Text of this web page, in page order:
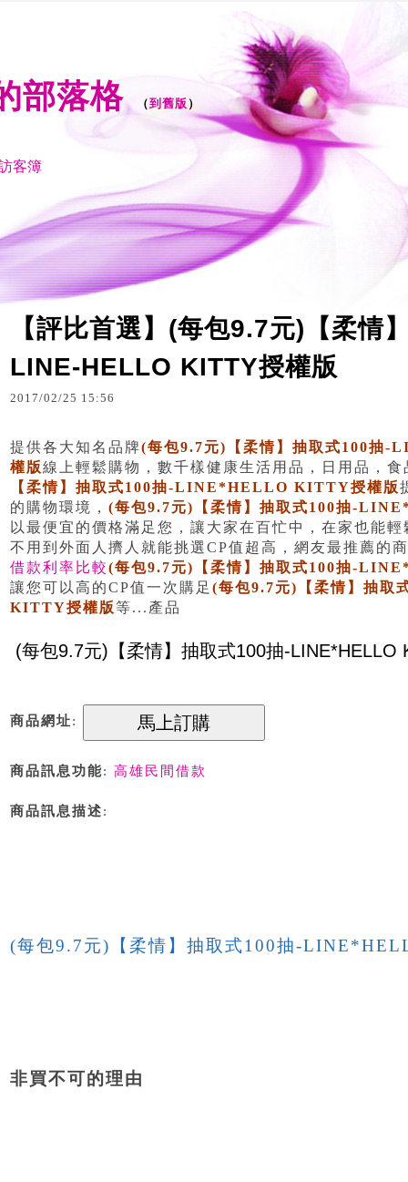
部落格 （到舊版 ）
客簿
【評比首選】(每包9.7元)【柔情
LINE-HELLO KITTY授權版
2017/02/25 15 :56
提供各大知名品牌(每包9.7元)【柔情】抽取式100抽
權版線上輕鬆購物，數千樣健康生活用品，日用品，食
【柔情】抽取式100抽-LINE*HELLO KITTY授權版
的購物環境， (每包9.7元)【柔情】抽取式100抽-
以最便宜的價格滿足您，讓大家在百忙中，在家也能輕
不用到外面人擠人就能挑選CP值超高，網友最推薦的
借款利率比較(每包9.7元)【柔情】抽取式100抽-
讓您可以高的CP值一次購足 (每包9.7元)【柔情】抽
KITTY授權版等...產品
商品網址:
商品訊息功能: 高雄民間借款
商品訊息描述:
(每包9.7元)【柔情】抽取式100抽-
非買不可的理由